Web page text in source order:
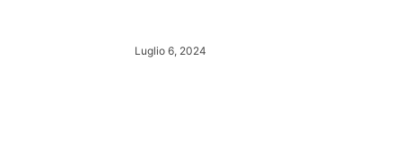
Luglio 6, 2024